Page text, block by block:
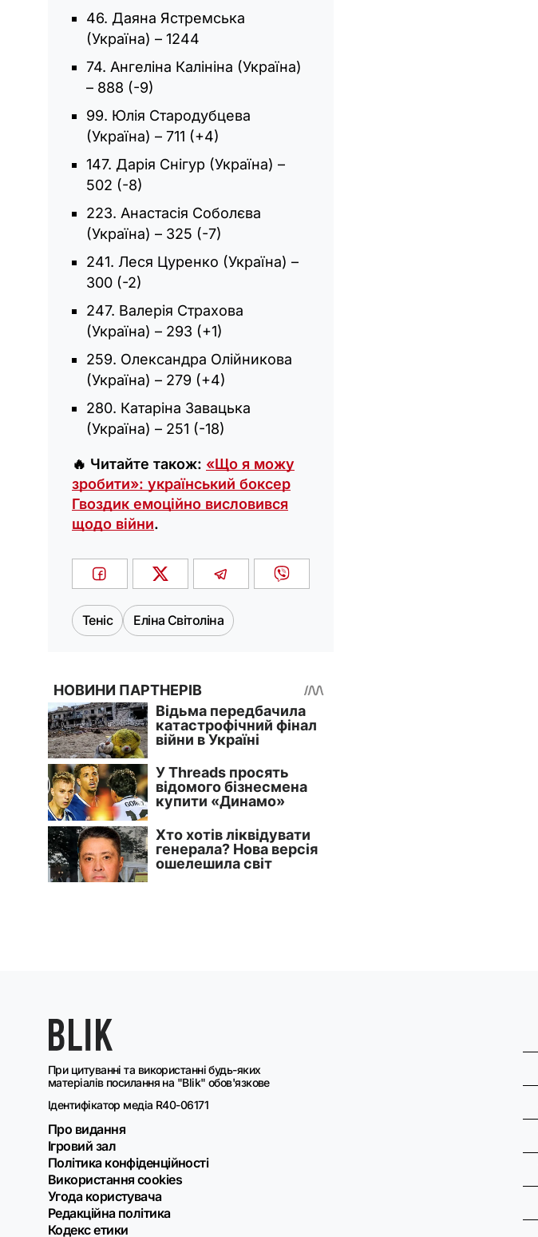
46. Даяна Ястремська
(Україна) – 1244
74. Ангеліна Калініна (Україна)
– 888 (-9)
99. Юлія Стародубцева
(Україна) – 711 (+4)
147. Дарія Снігур (Україна) –
502 (-8)
223. Анастасія Соболєва
(Україна) – 325 (-7)
241. Леся Цуренко (Україна) –
300 (-2)
247. Валерія Страхова
(Україна) – 293 (+1)
259. Олександра Олійникова
(Україна) – 279 (+4)
280. Катаріна Завацька
(Україна) – 251 (-18)
🔥 Читайте також: «Що я можу
зробити»: український боксер
Гвоздик емоційно висловився
щодо війни.
Теніс Еліна Світоліна
При цитуванні та використанні будь-яких
матеріалів посилання на "Blik" обов'язкове
Ідентифікатор медіа R40-06171
Про видання
Ігровий зал
Політика конфіденційності
Використання cookies
Угода користувача
Редакційна політика
Кодекс етики